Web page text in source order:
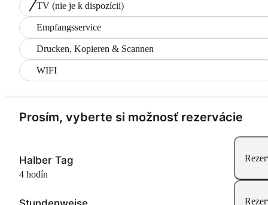
TV (nie je k dispozícii)
Empfangsservice
Drucken, Kopieren & Scannen
WIFI
Prosím, vyberte si možnosť rezervácie
Halber Tag
4 hodín